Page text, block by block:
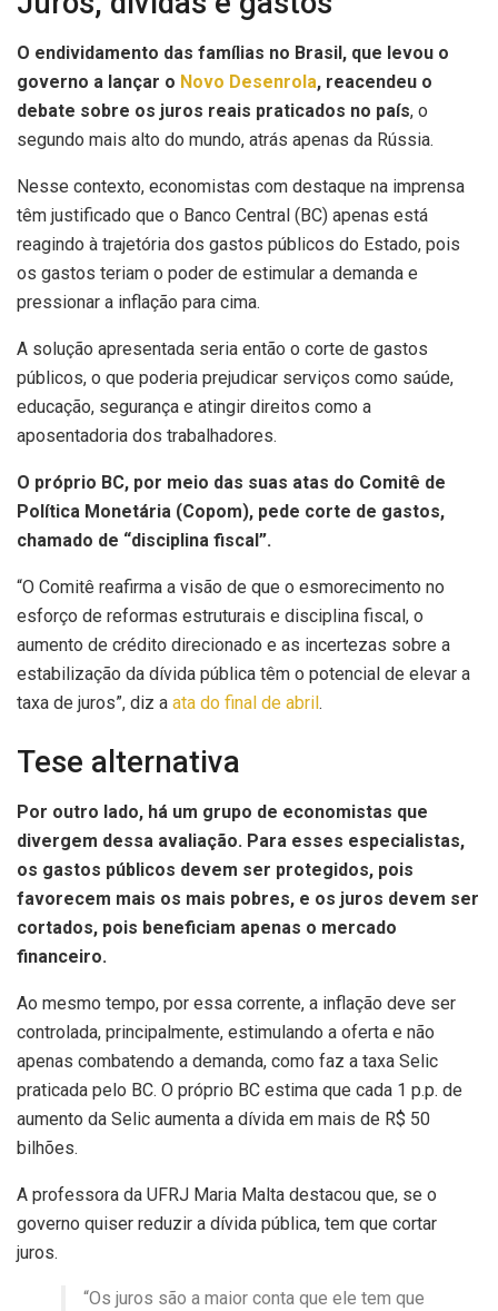
O endividamento das famílias no Brasil, que levou o
governo a lançar o Novo Desenrola, reacendeu o
debate sobre os juros reais praticados no país, o
segundo mais alto do mundo, atrás apenas da Rússia.
Nesse contexto, economistas com destaque na imprensa
têm justificado que o Banco Central (BC) apenas está
reagindo à trajetória dos gastos públicos do Estado, pois
os gastos teriam o poder de estimular a demanda e
pressionar a inflação para cima.
A solução apresentada seria então o corte de gastos
públicos, o que poderia prejudicar serviços como saúde,
educação, segurança e atingir direitos como a
aposentadoria dos trabalhadores.
O próprio BC, por meio das suas atas do Comitê de
Política Monetária (Copom), pede corte de gastos,
chamado de “disciplina fiscal”.
“O Comitê reafirma a visão de que o esmorecimento no
esforço de reformas estruturais e disciplina fiscal, o
aumento de crédito direcionado e as incertezas sobre a
estabilização da dívida pública têm o potencial de elevar a
taxa de juros”, diz a ata do final de abril.
Tese alternativa
Por outro lado, há um grupo de economistas que
divergem dessa avaliação. Para esses especialistas,
os gastos públicos devem ser protegidos, pois
favorecem mais os mais pobres, e os juros devem ser
cortados, pois beneficiam apenas o mercado
financeiro.
Ao mesmo tempo, por essa corrente, a inflação deve ser
controlada, principalmente, estimulando a oferta e não
apenas combatendo a demanda, como faz a taxa Selic
praticada pelo BC. O próprio BC estima que cada 1 p.p. de
aumento da Selic aumenta a dívida em mais de R$ 50
bilhões.
A professora da UFRJ Maria Malta destacou que, se o
governo quiser reduzir a dívida pública, tem que cortar
juros.
“Os juros são a maior conta que ele tem que